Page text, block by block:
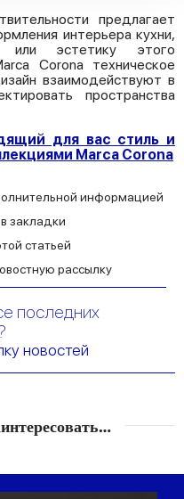
analytics partners who
that you’ve
collected from your use
предлагает
интерьера кухни,
или эстетику этого
Corona техническое
взаимодействуют в
пространства
для вас стиль и
Marca Corona
информацией
в закладки
статьей
рассылку
последних
новостей